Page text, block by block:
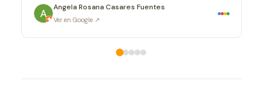
Angela Rosana Casares Fuentes
Ver en Google ↗